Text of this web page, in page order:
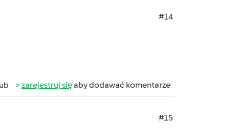
#14
zarejestruj sięaby dodawać komentarze
#15